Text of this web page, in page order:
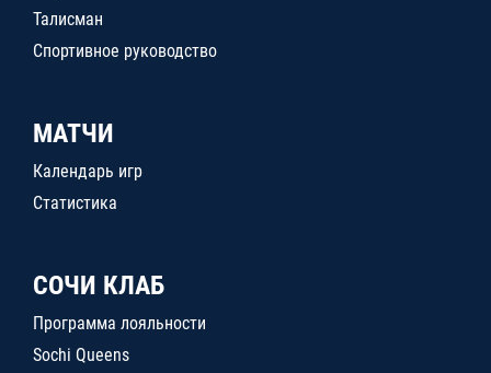
Талисман
Спортивное руководство
МАТЧИ
Календарь игр
Статистика
СОЧИ КЛАБ
Программа лояльности
Sochi Queens